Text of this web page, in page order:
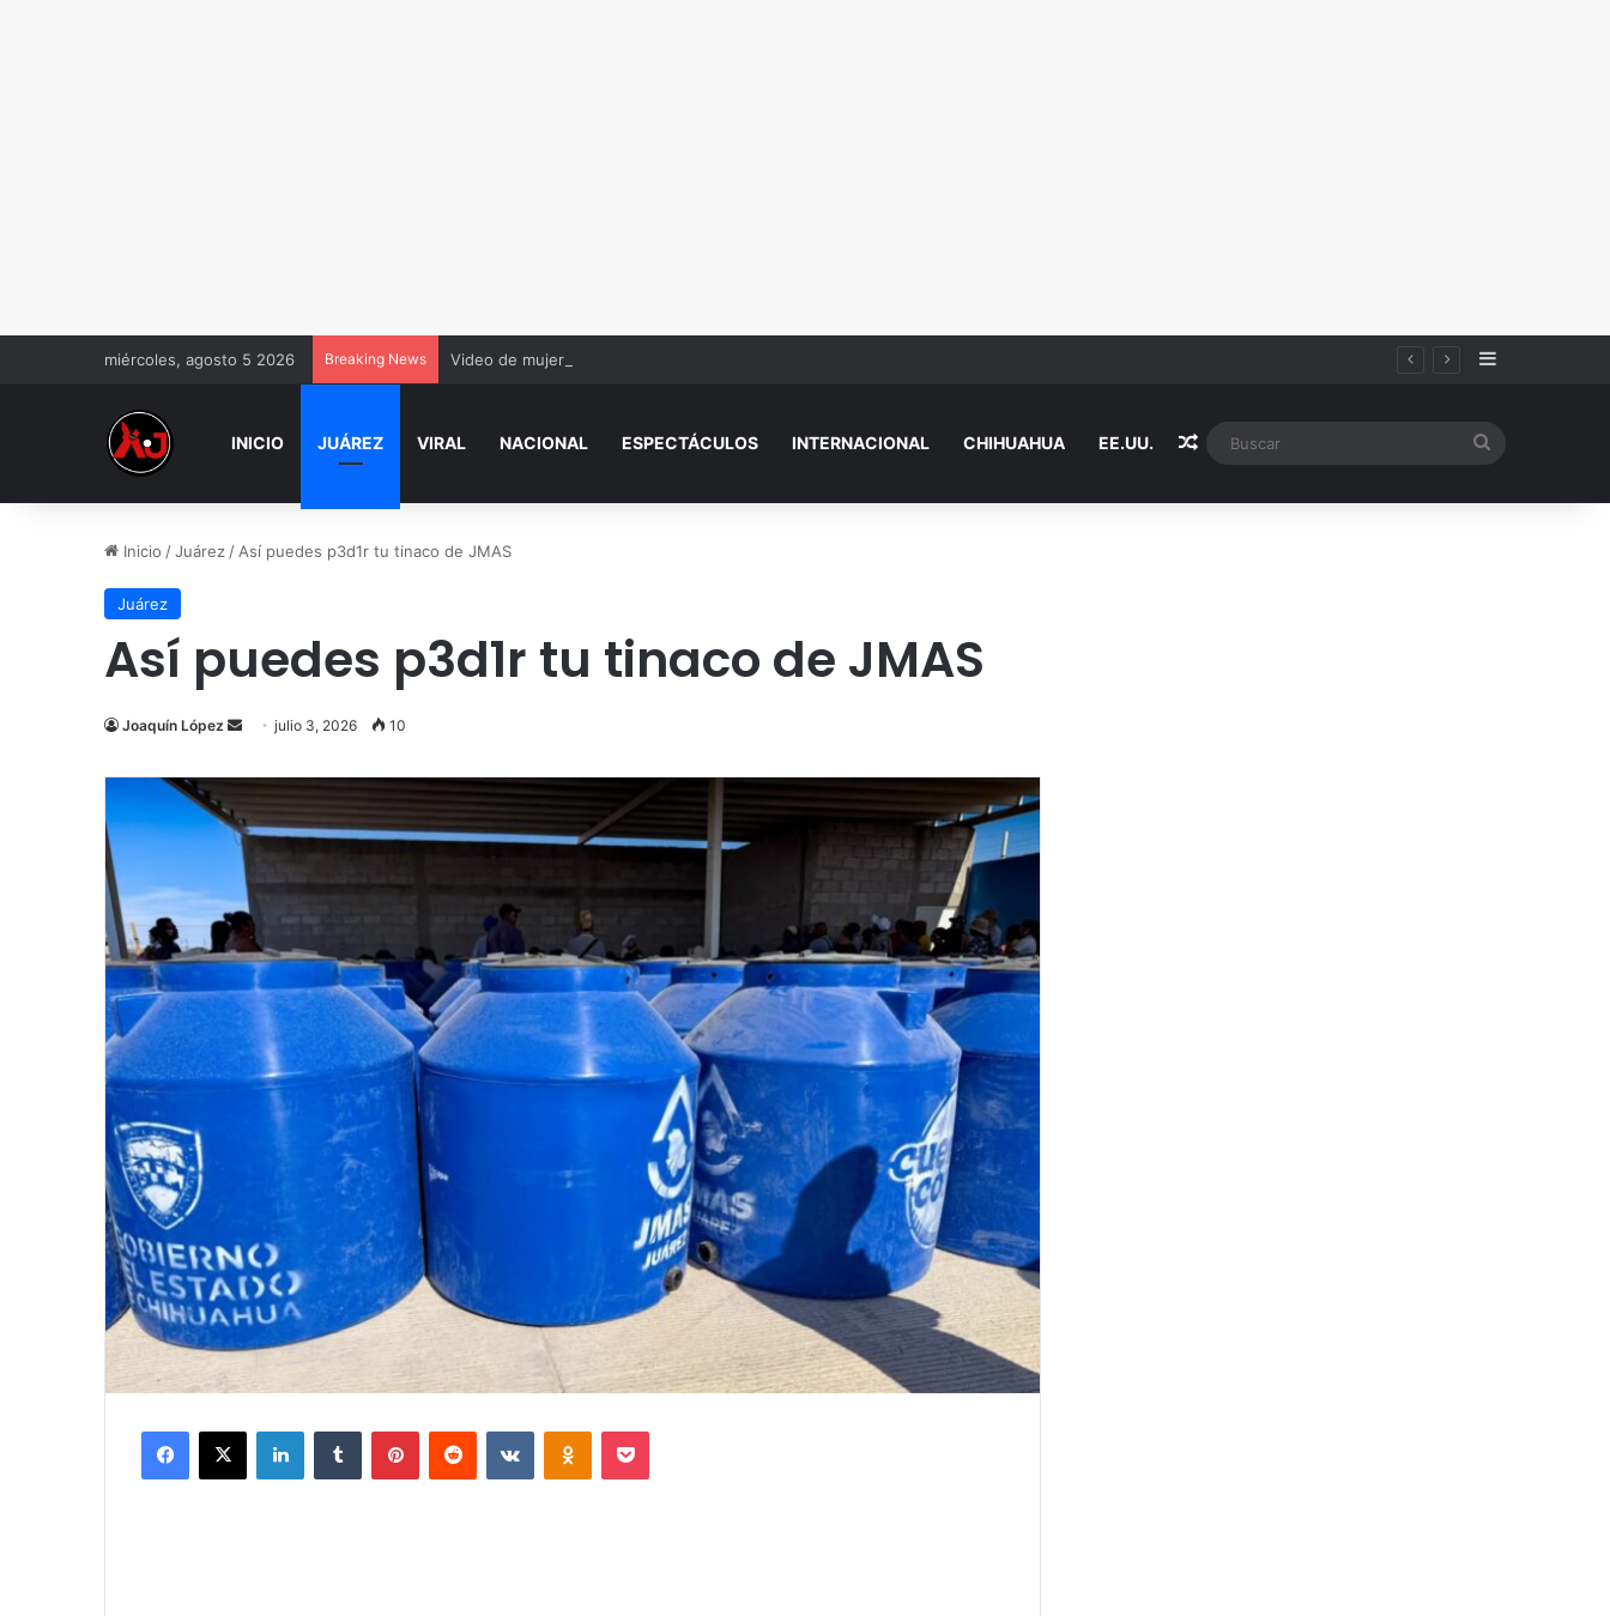
miércoles, agosto 5 2026 Breaking News Video de mujer con comportamiento extraño en tienda y genera debate Sidebar
INICIO JUÁREZ VIRAL NACIONAL ESPECTÁCULOS INTERNACIONAL CHIHUAHUA EE.UU. Random Article
Inicio /Juárez / Así puedes p3d1r tu tinaco de JMAS
Juárez
Así puedes p3d1r tu tinaco de JMAS
Joaquín López
Send
email
julio 3, 2026 10
Facebook
X LinkedInTumblr PinterestReddit VKontakteOdnoklassniki
Pocket